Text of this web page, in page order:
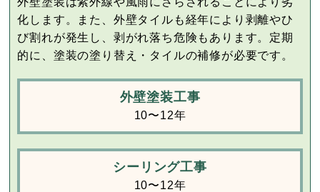
化します。また、外壁タイルも経年により剥離やひ
び割れが発生し、剥がれ落ち危険もあります。定期
的に、塗装の塗り替え・タイルの補修が必要です。
外壁塗装工事
10〜12年
シーリング工事
10〜12年